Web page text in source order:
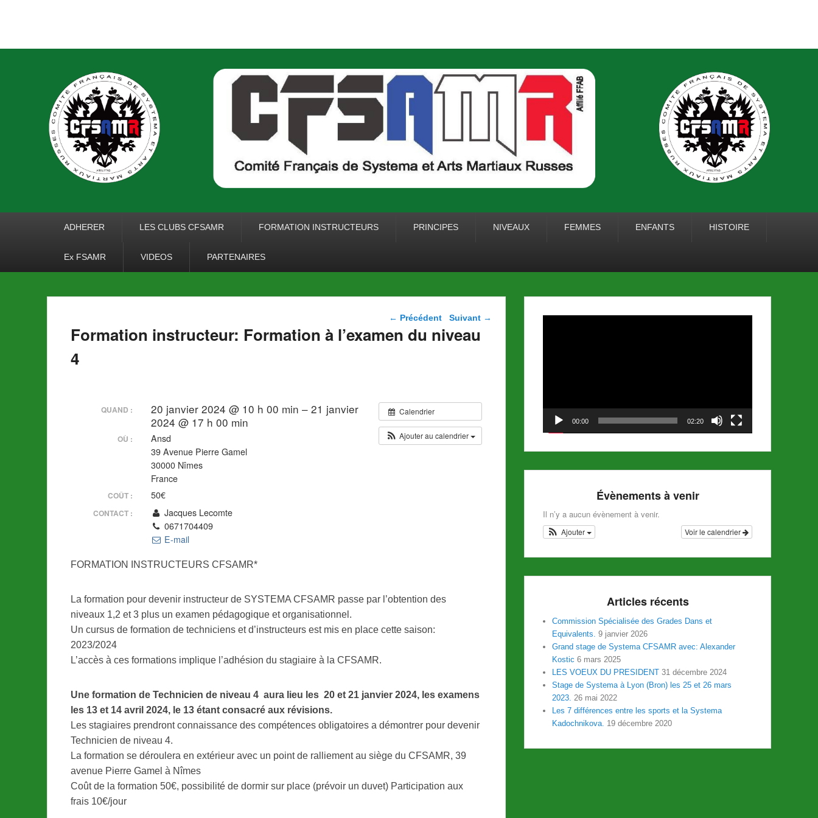
RUSSES
ADHERER LES CLUBS CFSAMR FORMATION INSTRUCTEURS PRINCIPES NIVEAUX FEMMES ENFANTS HISTOIRE
Ex FSAMR VIDEOS PARTENAIRES
Navigation dans les
← Précédent Suivant →
Formation instructeur: Formation à l’examen du niveau
4
Calendrier
Ajouter au calendrier
QUAND :
20 janvier 2024 @ 10 h 00 min – 21 janvier
2024 @ 17 h 00 min
OÙ :
Ansd
39 Avenue Pierre Gamel
30000 Nîmes
France
COÛT : 50€
CONTACT :
Jacques Lecomte
0671704409
E-mail
FORMATION INSTRUCTEURS CFSAMR*
La formation pour devenir instructeur de SYSTEMA CFSAMR passe par l’obtention des
niveaux 1,2 et 3 plus un examen pédagogique et organisationnel.
Un cursus de formation de techniciens et d’instructeurs est mis en place cette saison:
2023/2024
L’accès à ces formations implique l’adhésion du stagiaire à la CFSAMR.
Une formation de Technicien de niveau 4 aura lieu les 20 et 21 janvier 2024, les examens
les 13 et 14 avril 2024, le 13 étant consacré aux révisions.
Les stagiaires prendront connaissance des compétences obligatoires a démontrer pour devenir
Technicien de niveau 4.
La formation se déroulera en extérieur avec un point de ralliement au siège du CFSAMR, 39
avenue Pierre Gamel à Nîmes
Coût de la formation 50€, possibilité de dormir sur place (prévoir un duvet) Participation aux
frais 10€/jour
00:00 02:20
Évènements à venir
Il n’y a aucun évènement à venir.
Voir le calendrier
Ajouter
Articles récents
Commission Spécialisée des Grades Dans et
Equivalents. 9 janvier 2026
Grand stage de Systema CFSAMR avec: Alexander
Kostic 6 mars 2025
LES VOEUX DU PRESIDENT 31 décembre 2024
Stage de Systema à Lyon (Bron) les 25 et 26 mars
2023. 26 mai 2022
Les 7 différences entre les sports et la Systema
Kadochnikova. 19 décembre 2020